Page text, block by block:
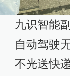
九识智能
自动驾驶
不光送快